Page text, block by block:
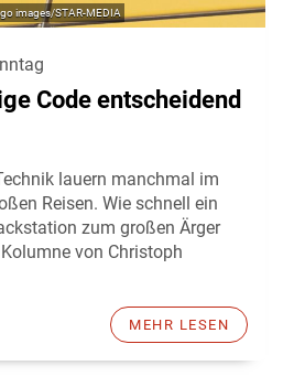
images/STAR-MEDIA
Code entscheidend
lauern manchmal im
Reisen. Wie schnell ein
zum großen Ärger
von Christoph
MEHR LESEN